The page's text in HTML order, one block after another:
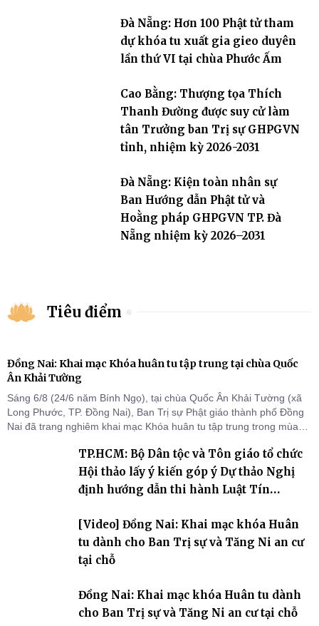
Đà Nẵng: Hơn 100 Phật tử tham
dự khóa tu xuất gia gieo duyên
lần thứ VI tại chùa Phước Ấm
Cao Bằng: Thượng tọa Thích
Thanh Đường được suy cử làm
tân Trưởng ban Trị sự GHPGVN
tỉnh, nhiệm kỳ 2026-2031
Đà Nẵng: Kiện toàn nhân sự
Ban Hướng dẫn Phật tử và
Hoằng pháp GHPGVN TP. Đà
Nẵng nhiệm kỳ 2026–2031
Tiêu điểm
Đồng Nai: Khai mạc Khóa huân tu tập trung tại chùa Quốc
Ân Khải Tường
Sáng 6/8 (24/6 năm Bính Ngọ), tại chùa Quốc Ân Khải Tường (xã
Long Phước, TP. Đồng Nai), Ban Trị sự Phật giáo thành phố Đồng
Nai đã trang nghiêm khai mạc Khóa huân tu tập trung trong mùa
chỗ khu vực VII, VIII và trường hạ chùa Quốc Ân Khải Tường.
TP.HCM: Bộ Dân tộc và Tôn giáo tổ chức
Hội thảo lấy ý kiến góp ý Dự thảo Nghị
định hướng dẫn thi hành Luật Tín
[Video] Đồng Nai: Khai mạc khóa Huân
tu dành cho Ban Trị sự và Tăng Ni an cư
tại chỗ
Đồng Nai: Khai mạc khóa Huân tu dành
cho Ban Trị sự và Tăng Ni an cư tại chỗ